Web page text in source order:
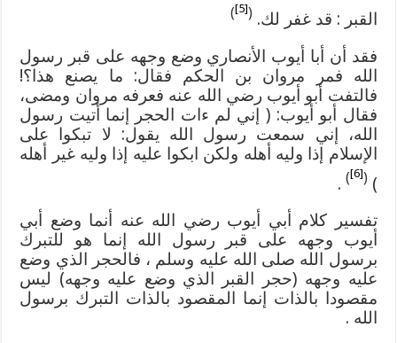
القبر : قد غفر لك.(
[5]
)
فقد أن أبا أيوب الأنصاري وضع وجهه على قبر رسول
الله فمر مروان بن الحكم فقال: ما يصنع هذا؟!
فالتفت أبو أيوب رضي الله عنه فعرفه مروان ومضى،
فقال أبو أيوب: ( إني لم ءات الحجر إنما أتيت رسول
الله، إني سمعت رسول الله يقول: لا تبكوا على
الإسلام إذا وليه أهله ولكن ابكوا عليه إذا وليه غير أهله
)
(
[6]
)
.
تفسير كلام أبي أيوب رضي الله عنه أنما وضع أبي
أيوب وجهه على قبر رسول الله إنما هو للتبرك
برسول الله صلى الله عليه وسلم ، فالحجر الذي وضع
عليه وجهه (حجر القبر الذي وضع عليه وجهه) ليس
مقصودا بالذات إنما المقصود بالذات التبرك برسول
الله .